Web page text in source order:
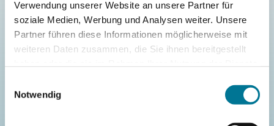
Verwendung unserer Website an unsere Partner für
soziale Medien, Werbung und Analysen weiter. Unsere
Partner führen diese Informationen möglicherweise mit
weiteren Daten zusammen, die Sie ihnen bereitgestellt
Notwendig
Analyse der Ausgangslage
Wir schaffen ein tiefes Verständnis der
aktuellen Verhaltensweisen und
identifizieren Widerstände frühzeitig.